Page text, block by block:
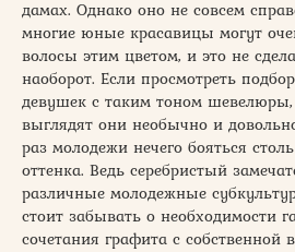
дамах. Однако оно не совсем
многие юные красавицы могут
волосы этим цветом, и это не
наоборот. Если просмотреть
девушек с таким тоном
выглядят они необычно и
раз молодежи нечего бояться
оттенка. Ведь серебристый
различные молодежные
стоит забывать о необходимости
сочетания графита с собственной